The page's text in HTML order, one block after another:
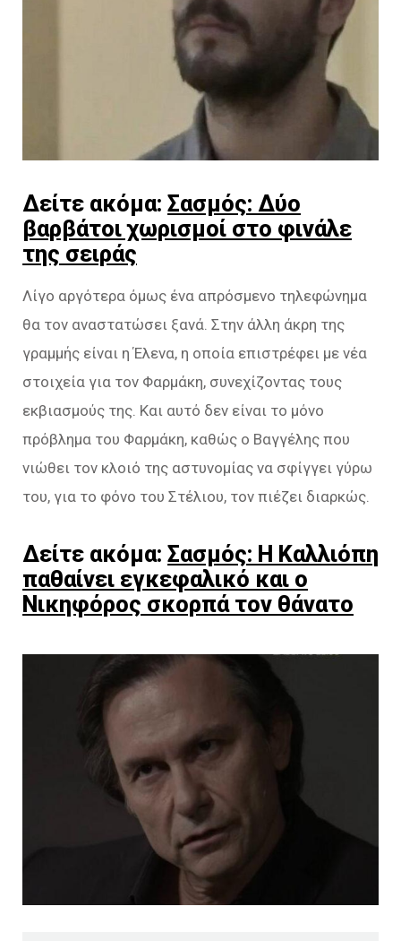
Δείτε ακόμα: Σασμός: Δύο
βαρβάτοι χωρισμοί στο φινάλε
της σειράς
Λίγο αργότερα όμως ένα απρόσμενο τηλεφώνημα
θα τον αναστατώσει ξανά. Στην άλλη άκρη της
γραμμής είναι η Έλενα, η οποία επιστρέφει με νέα
στοιχεία για τον Φαρμάκη, συνεχίζοντας τους
εκβιασμούς της. Και αυτό δεν είναι το μόνο
πρόβλημα του Φαρμάκη, καθώς ο Βαγγέλης που
νιώθει τον κλοιό της αστυνομίας να σφίγγει γύρω
του, για το φόνο του Στέλιου, τον πιέζει διαρκώς.
Δείτε ακόμα: Σασμός: Η Καλλιόπη
παθαίνει εγκεφαλικό και ο
Νικηφόρος σκορπά τον θάνατο